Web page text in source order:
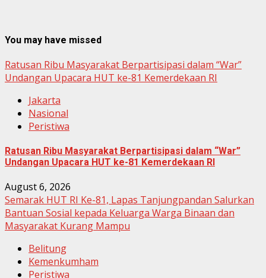
You may have missed
Ratusan Ribu Masyarakat Berpartisipasi dalam “War”
Undangan Upacara HUT ke-81 Kemerdekaan RI
Jakarta
Nasional
Peristiwa
Ratusan Ribu Masyarakat Berpartisipasi dalam “War”
Undangan Upacara HUT ke-81 Kemerdekaan RI
August 6, 2026
Semarak HUT RI Ke-81, Lapas Tanjungpandan Salurkan
Bantuan Sosial kepada Keluarga Warga Binaan dan
Masyarakat Kurang Mampu
Belitung
Kemenkumham
Peristiwa